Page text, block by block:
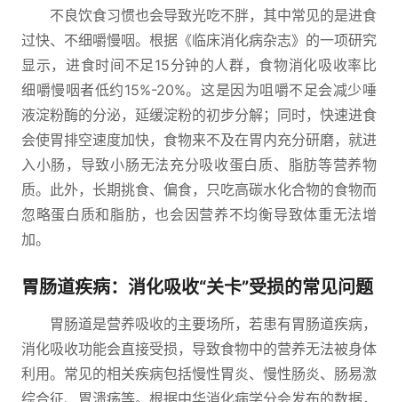
不良饮食习惯也会导致光吃不胖，其中常见的是进食
过快、不细嚼慢咽。根据《临床消化病杂志》的一项研究
显示，进食时间不足15分钟的人群，食物消化吸收率比
细嚼慢咽者低约15%-20%。这是因为咀嚼不足会减少唾
液淀粉酶的分泌，延缓淀粉的初步分解；同时，快速进食
会使胃排空速度加快，食物来不及在胃内充分研磨，就进
入小肠，导致小肠无法充分吸收蛋白质、脂肪等营养物
质。此外，长期挑食、偏食，只吃高碳水化合物的食物而
忽略蛋白质和脂肪，也会因营养不均衡导致体重无法增
加。
胃肠道疾病：消化吸收“关卡”受损的常见问题
胃肠道是营养吸收的主要场所，若患有胃肠道疾病，
消化吸收功能会直接受损，导致食物中的营养无法被身体
利用。常见的相关疾病包括慢性胃炎、慢性肠炎、肠易激
综合征、胃溃疡等。根据中华消化病学分会发布的数据，